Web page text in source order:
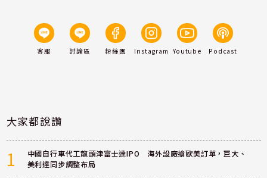
客服 討論區 粉絲團 Instagram Youtube Podcast
大家都說讚
1
中國自行車代工龍頭津富士達IPO 海外設廠搶歐美訂單，巨大、
美利達同步調整布局